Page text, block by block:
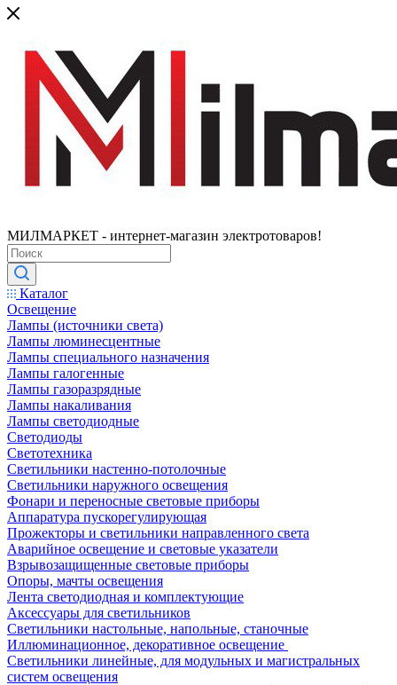
МИЛМАРКЕТ - интернет-магазин электротоваров!
Каталог
Освещение
Лампы (источники света)
Лампы люминесцентные
Лампы специального назначения
Лампы галогенные
Лампы газоразрядные
Лампы накаливания
Лампы светодиодные
Светодиоды
Светотехника
Светильники настенно-потолочные
Светильники наружного освещения
Фонари и переносные световые приборы
Аппаратура пускорегулирующая
Прожекторы и светильники направленного света
Аварийное освещение и световые указатели
Взрывозащищенные световые приборы
Опоры, мачты освещения
Лента светодиодная и комплектующие
Аксессуары для светильников
Светильники настольные, напольные, станочные
Иллюминационное, декоративное освещение
Светильники линейные, для модульных и магистральных
систем освещения